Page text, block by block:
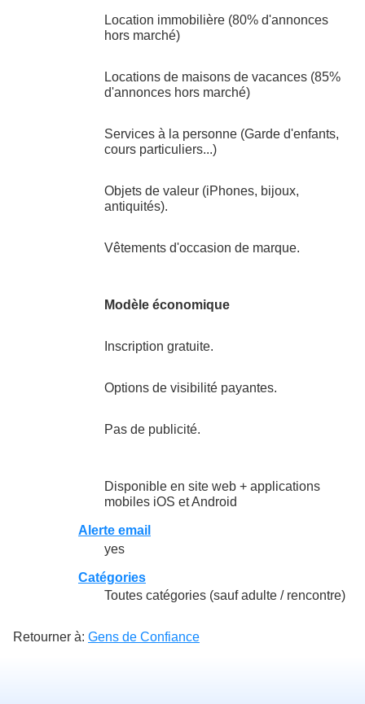
Location immobilière (80% d'annonces
hors marché)
Locations de maisons de vacances (85%
d'annonces hors marché)
Services à la personne (Garde d'enfants,
cours particuliers...)
Objets de valeur (iPhones, bijoux,
antiquités).
Vêtements d'occasion de marque.
Modèle économique
Inscription gratuite.
Options de visibilité payantes.
Pas de publicité.
Disponible en site web + applications
mobiles iOS et Android
Alerte email
yes
Catégories
Toutes catégories (sauf adulte / rencontre)
Retourner à: Gens de Confiance